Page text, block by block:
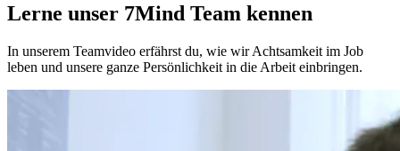
Lerne unser 7Mind Team kennen
In unserem Teamvideo erfährst du, wie wir Achtsamkeit im Job
leben und unsere ganze Persönlichkeit in die Arbeit einbringen.